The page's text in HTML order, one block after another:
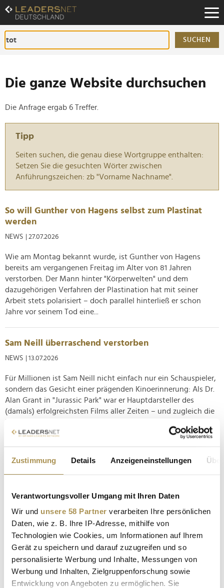
Zustimmung Details Anzeigeneinstellungen
Verantwortungsvoller Umgang mit Ihren Daten
Wir und unsere 58 Partner verarbeiten Ihre persönlichen
Daten, wie z. B. Ihre IP-Adresse, mithilfe von
Technologien wie Cookies, um Informationen auf Ihrem
Gerät zu speichern und darauf zuzugreifen und so
personalisierte Werbung und Inhalte, Messungen von
Werbung und Inhalten, Zielgruppenforschung sowie
Entwicklung von Angeboten zu ermöglichen. Sie
Zum
Inhalt
Zur
Fußzeilen-
Navigation
SUCHEN
Die ganze Website durchsuchen
Die Anfrage ergab 6 Treffer.
Tipp
Seiten suchen, die genau diese Wortgruppe enthalten:
Setzen Sie die gesuchten Wörter zwischen
Anführungszeichen: zb "Vorname Nachname".
So will Gunther von Hagens selbst zum Plastinat
werden
NEWS | 27.07.2026
Wie am Montag bekannt wurde, ist Gunther von Hagens
bereits am vergangenen Freitag im Alter von 81 Jahren
verstorben. Der Mann hinter "Körperwelten" und dem
dazugehörigen Verfahren der Plastination hat mit seiner
Arbeit stets polarisiert – doch parallel hinterließ er schon
Jahre vor seinem Tod eine...
Sam Neill überraschend verstorben
NEWS | 13.07.2026
Für Millionen ist Sam Neill nicht einfach nur ein Schauspieler,
sondern das Gesicht einer prägenden Kinoerinnerung: Als Dr.
Alan Grant in "Jurassic Park" war er Hauptdarsteller des
(damals) erfolgreichsten Films aller Zeiten – und zugleich die
Inspiration hinter zahllosen Dinosaurier-Phasen in...
Leonid Radvinsky im Alter von nur 43 Jahren verstorben. Der
ukrainisch-amerikanische Unternehmer war Eigentümer von
Fenix International, der Muttergesellschaft der erfolgreichen
Erotik-Plattform. Sein Tod wirft unweigerlich Fragen zur...
Rita Süssmuth ist tot: Berlin trauert um
"demokratischen Leitstern"